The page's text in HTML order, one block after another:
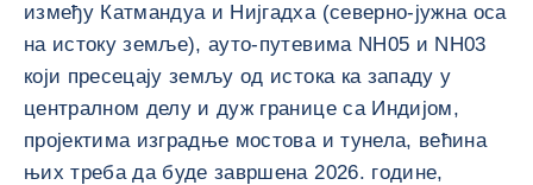
између Катмандуа и Нијгадха (северно-јужна оса
на истоку земље), ауто-путевима NH05 и NH03
који пресецају земљу од истока ка западу у
централном делу и дуж границе са Индијом,
пројектима изградње мостова и тунела, већина
њих треба да буде завршена 2026. године,